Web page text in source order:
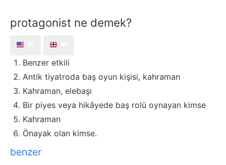
protagonist ne demek?
Benzer etkili
Antik tiyatroda baş oyun kişisi, kahraman
Kahraman, elebaşı
Bir piyes veya hikâyede baş rolü oynayan kimse
Kahraman
Önayak olan kimse.
benzer